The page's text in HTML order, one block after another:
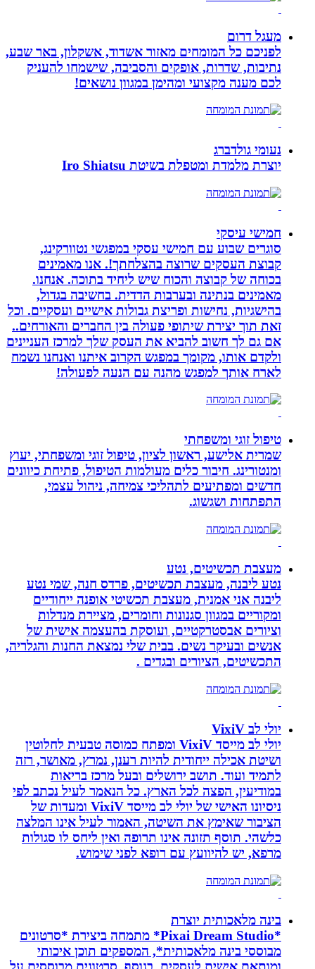
מעגל דרום
לפניכם כל המומחים מאזור אשדוד, אשקלון, באר שבע,
נתיבות, שדרות, אופקים והסביבה, שישמחו להעניק
לכם מענה מקצועי ומהימן במגוון נושאים!
נעומי גולדברג
יוצרת מלמדת ומטפלת בשיטת Iro Shiatsu
חמישי עיסקי
סוגרים שבוע עם חמישי עסקי במפגשי נטוורקינג,
קבוצת העסקים שרוצה בהצלחתך!. אנו מאמינים
בכוחה של קבוצה והכוח שיש ליחיד בתוכה. אנחנו.
מאמינים בנתינה ובערבות הדדית. בחשיבה בגדול,
בהישגיות, נחישות ופריצת גבולות אישיים ועסקיים. וכל
זאת תוך יצירת שיתופי פעולה בין החברים והאורחים..
אם גם לך חשוב להביא את העסק שלך למרכז העניינים
ולקדם אותו, מקומך במפגש הקרוב איתנו ואנחנו נשמח
לארח אותך למפגש מהנה עם הנעה לפעולה!
טיפול זוגי ומשפחתי
שמרית אלישע, ראשון לציון, טיפול זוגי ומשפחתי, יעוץ
ומנטורינג. חיבור כלים מעולמות הטיפול, פתיחת כיוונים
חדשים ומפתיעים לתהליכי צמיחה, ניהול עצמי,
התפתחות ושגשוג.
מעצבת תכשיטים, נטע
נטע ליבנה, מעצבת תכשיטים, פרדס חנה, שמי נטע
ליבנה אני אמנית, מעצבת תכשיטי אופנה ייחודיים
ומקוריים במגוון סגנונות וחומרים, מציירת מנדלות
וציורים אבסטרקטיים, ועוסקת בהעצמה אישית של
אנשים ובעיקר נשים. בבית שלי נמצאת החנות והגלריה,
התכשיטים, הציורים ובגדים .
יולי לב VixiV
יולי לב מייסד VixiV ומפתח כמוסה טבעית לחלוטין
ושיטת אכילה ייחודית להיות רענן, נמרץ, מאושר, רזה
לתמיד ועוד. תושב ירושלים ובעל מרכז בריאות
במודיעין, הפצה לכל הארץ. כל הנאמר לעיל נכתב לפי
ניסיונו האישי של יולי לב מייסד VixiV ומעדות של
הציבור שאימץ את השיטה, האמור לעיל אינו המלצה
כלשהי. תוסף תזונה אינו תרופה ואין ליחס לו סגולות
מרפא, יש להיוועץ עם רופא לפני שימוש.
בינה מלאכותית יוצרת
*Pixai Dream Studio* מתמחה ביצירת *סרטונים
מבוססי בינה מלאכותית*, המספקים תוכן איכותי